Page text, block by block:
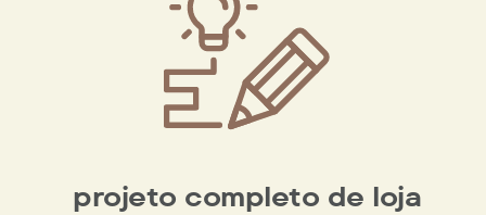
projeto completo de loja